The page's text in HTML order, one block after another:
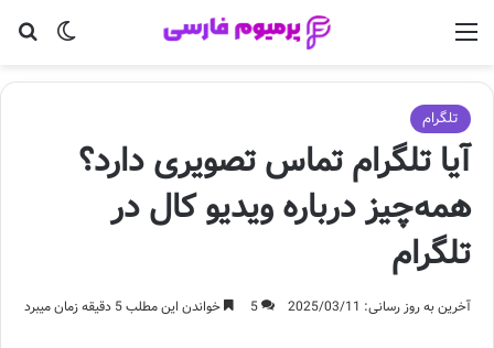
تغییر
تلگرام
آیا تلگرام تماس تصویری دارد؟
همه‌چیز درباره ویدیو کال در
تلگرام
آخرین به روز رسانی: 2025/03/11 5 خواندن این مطلب 5 دقیقه زمان میبرد